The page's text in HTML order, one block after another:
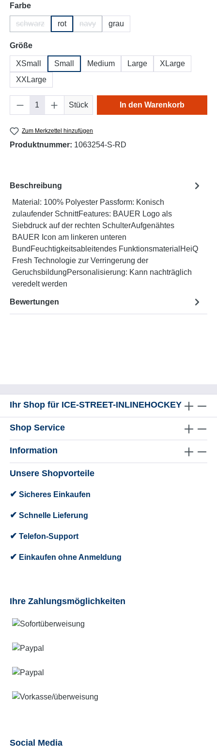
Farbeauswählen
schwarz
(Diese Option ist zurzeit nicht verfügbar.)
rot navy
(Diese Option ist zurzeit nicht verfügbar.)
grau
Größeauswählen
XSmall Small Medium Large
XLarge
XXLarge
Produkt Anzahl: Gib den gewünschten
Stück In den Warenkorb
Zum Merkzettel hinzufügen
Produktnummer: 1063254-S-RD
Beschreibung
Material: 100% Polyester Passform: Konisch
zulaufender SchnittFeatures: BAUER Logo als
Siebdruck auf der rechten SchulterAufgenähtes
BAUER Icon am linkeren unteren
BundFeuchtigkeitsableitendes FunktionsmaterialHeiQ
Fresh Technologie zur Verringerung der
GeruchsbildungPersonalisierung: Kann nachträglich
veredelt werden
Bewertungen
Ihr Shop für ICE-STREET-INLINEHOCKEY
Shop Service
Information
Unsere Shopvorteile
✔ Sicheres Einkaufen
✔ Schnelle Lieferung
✔ Telefon-Support
✔ Einkaufen ohne Anmeldung
Ihre Zahlungsmöglichkeiten
Social Media